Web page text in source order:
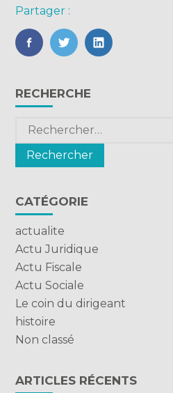
Partager :
FaceBook
TwitterLinkedIn
Blog
sidebar
RECHERCHE
Rechercher :
CATÉGORIE
actualite
Actu Juridique
Actu Fiscale
Actu Sociale
Le coin du dirigeant
histoire
Non classé
ARTICLES RÉCENTS